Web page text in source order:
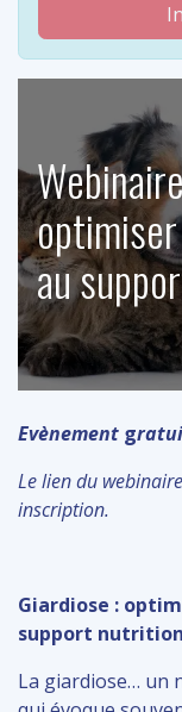
au
Evènement g
Le lien du
inscription.
Giardiose :
support
La giardiose… un